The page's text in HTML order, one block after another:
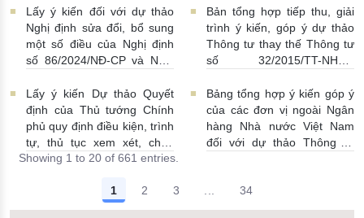
thương mại, chi nhánh ngân
hàng nước ngoài
25/06/2026 | 16:00:00
ngoại hối nhà nước
23/06/2026 | 08:00:00
Lấy ý kiến đối với dự thảo
Nghị định sửa đổi, bổ sung
một số điều của Nghị định
số 86/2024/NĐ-CP và Nghị
22/06/2026 | 09:13:00
Bản tổng hợp tiếp thu, giải
trình ý kiến, góp ý dự thảo
Thông tư thay thế Thông tư
số 32/2015/TT-NHNN
Lấy ý kiến Dự thảo Quyết
định của Thủ tướng Chính
phủ quy định điều kiện, trình
tự, thủ tục xem xét, chấp
thuận cho Tổ chức kinh tế
lãnh cho người không cư trú
18/06/2026 | 15:57:00
Bảng tổng hợp ý kiến góp ý
của các đơn vị ngoài Ngân
hàng Nhà nước Việt Nam
đối với dự thảo Thông tư
định về chế độ báo cáo định
kỳ NHNN Việt Nam
Showing 1 to 20 of 661 entries.
1 2 3 Intermediate Pages Use
34